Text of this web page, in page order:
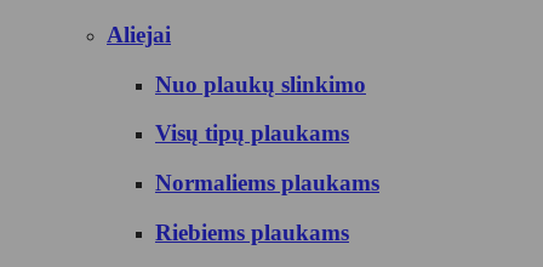
Aliejai
Nuo plaukų slinkimo
Visų tipų plaukams
Normaliems plaukams
Riebiems plaukams